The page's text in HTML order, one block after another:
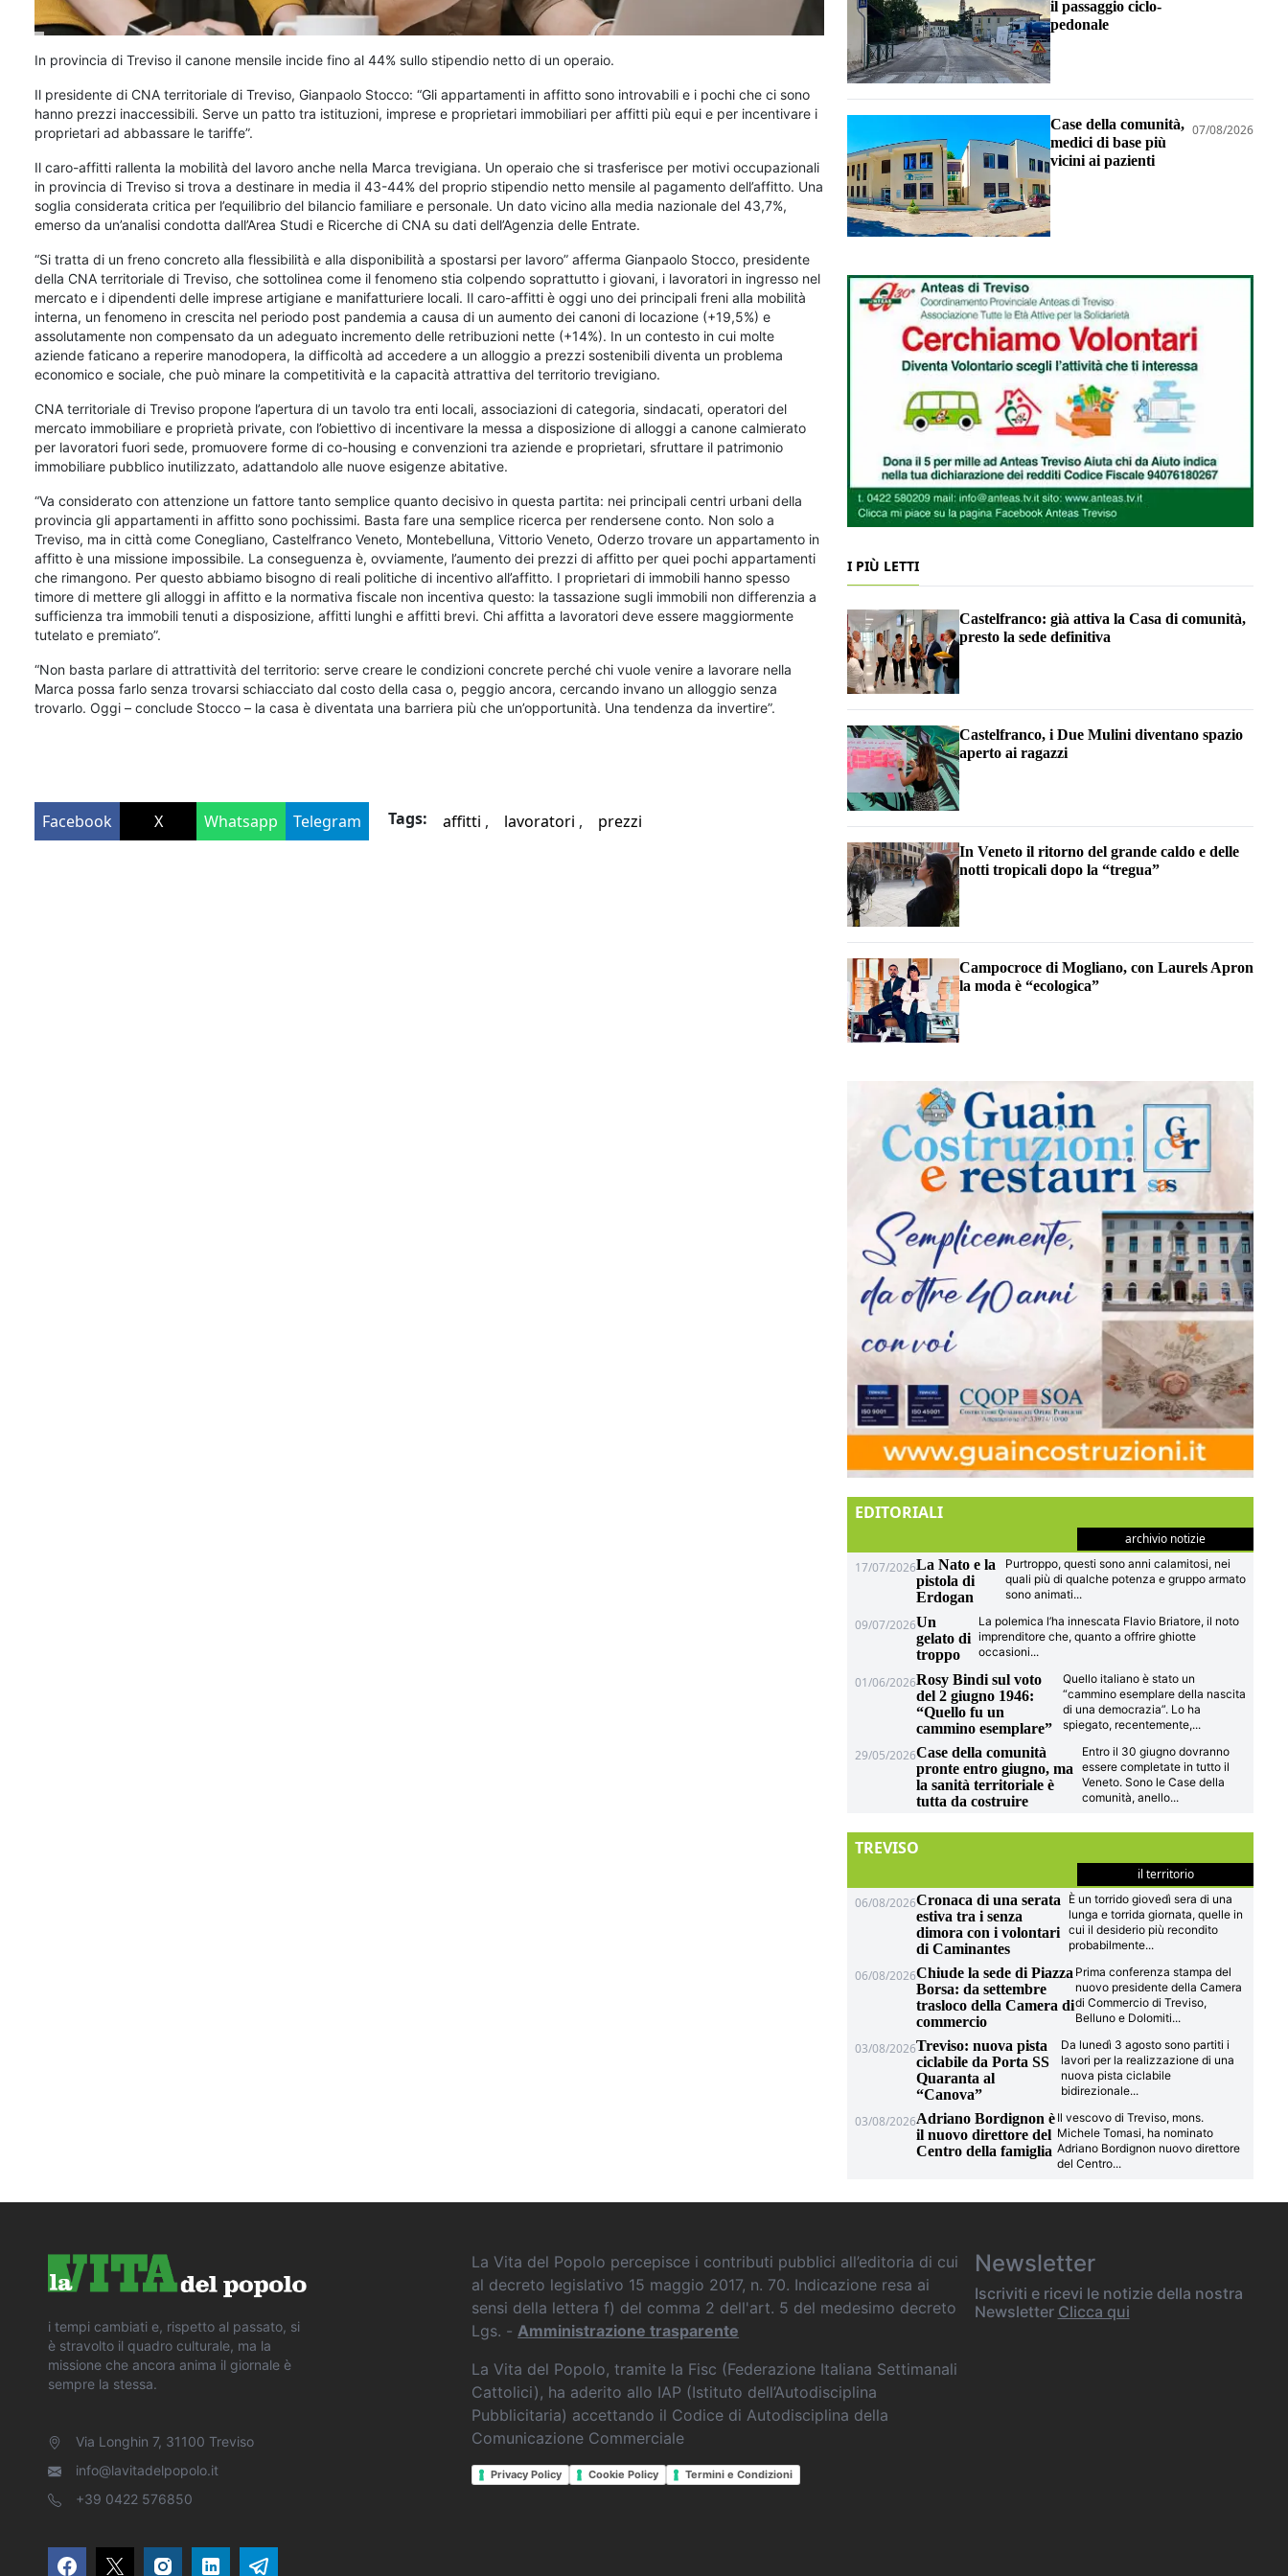
In provincia di Treviso il canone mensile incide fino al 44% sullo stipendio netto di un operaio.
Il presidente di CNA territoriale di Treviso, Gianpaolo Stocco: “Gli appartamenti in affitto sono introvabili e i pochi che ci sono
hanno prezzi inaccessibili. Serve un patto tra istituzioni, imprese e proprietari immobiliari per affitti più equi e per incentivare i
proprietari ad abbassare le tariffe”.
Il caro-affitti rallenta la mobilità del lavoro anche nella Marca trevigiana. Un operaio che si trasferisce per motivi occupazionali
in provincia di Treviso si trova a destinare in media il 43-44% del proprio stipendio netto mensile al pagamento dell’affitto. Una
soglia considerata critica per l’equilibrio del bilancio familiare e personale. Un dato vicino alla media nazionale del 43,7%,
emerso da un’analisi condotta dall’Area Studi e Ricerche di CNA su dati dell’Agenzia delle Entrate.
“Si tratta di un freno concreto alla flessibilità e alla disponibilità a spostarsi per lavoro” afferma Gianpaolo Stocco, presidente
della CNA territoriale di Treviso, che sottolinea come il fenomeno stia colpendo soprattutto i giovani, i lavoratori in ingresso nel
mercato e i dipendenti delle imprese artigiane e manifatturiere locali. Il caro-affitti è oggi uno dei principali freni alla mobilità
interna, un fenomeno in crescita nel periodo post pandemia a causa di un aumento dei canoni di locazione (+19,5%) e
assolutamente non compensato da un adeguato incremento delle retribuzioni nette (+14%). In un contesto in cui molte
aziende faticano a reperire manodopera, la difficoltà ad accedere a un alloggio a prezzi sostenibili diventa un problema
economico e sociale, che può minare la competitività e la capacità attrattiva del territorio trevigiano.
CNA territoriale di Treviso propone l’apertura di un tavolo tra enti locali, associazioni di categoria, sindacati, operatori del
mercato immobiliare e proprietà private, con l’obiettivo di incentivare la messa a disposizione di alloggi a canone calmierato
per lavoratori fuori sede, promuovere forme di co-housing e convenzioni tra aziende e proprietari, sfruttare il patrimonio
immobiliare pubblico inutilizzato, adattandolo alle nuove esigenze abitative.
“Va considerato con attenzione un fattore tanto semplice quanto decisivo in questa partita: nei principali centri urbani della
provincia gli appartamenti in affitto sono pochissimi. Basta fare una semplice ricerca per rendersene conto. Non solo a
Treviso, ma in città come Conegliano, Castelfranco Veneto, Montebelluna, Vittorio Veneto, Oderzo trovare un appartamento in
affitto è una missione impossibile. La conseguenza è, ovviamente, l’aumento dei prezzi di affitto per quei pochi appartamenti
che rimangono. Per questo abbiamo bisogno di reali politiche di incentivo all’affitto. I proprietari di immobili hanno spesso
timore di mettere gli alloggi in affitto e la normativa fiscale non incentiva questo: la tassazione sugli immobili non differenzia a
sufficienza tra immobili tenuti a disposizione, affitti lunghi e affitti brevi. Chi affitta a lavoratori deve essere maggiormente
tutelato e premiato”.
“Non basta parlare di attrattività del territorio: serve creare le condizioni concrete perché chi vuole venire a lavorare nella
Marca possa farlo senza trovarsi schiacciato dal costo della casa o, peggio ancora, cercando invano un alloggio senza
trovarlo. Oggi – conclude Stocco – la casa è diventata una barriera più che un’opportunità. Una tendenza da invertire”.
Facebook X Whatsapp Telegram Tags: affitti lavoratori prezzi
il passaggio ciclo-
pedonale
Case della comunità,
medici di base più
vicini ai pazienti
07/08/2026
I PIÙ LETTI
Castelfranco: già attiva la Casa di comunità,
presto la sede definitiva
Castelfranco, i Due Mulini diventano spazio
aperto ai ragazzi
In Veneto il ritorno del grande caldo e delle
notti tropicali dopo la “tregua”
Campocroce di Mogliano, con Laurels Apron
la moda è “ecologica”
EDITORIALI
archivio notizie
17/07/2026La Nato e la
pistola di
Erdogan
Purtroppo, questi sono anni calamitosi, nei
quali più di qualche potenza e gruppo armato
sono animati...
09/07/2026Un
gelato di
troppo
La polemica l’ha innescata Flavio Briatore, il noto
imprenditore che, quanto a offrire ghiotte
occasioni...
01/06/2026Rosy Bindi sul voto
del 2 giugno 1946:
“Quello fu un
cammino esemplare”
Quello italiano è stato un
“cammino esemplare della nascita
di una democrazia”. Lo ha
spiegato, recentemente,...
29/05/2026Case della comunità
pronte entro giugno, ma
la sanità territoriale è
tutta da costruire
Entro il 30 giugno dovranno
essere completate in tutto il
Veneto. Sono le Case della
comunità, anello...
TREVISO
il territorio
06/08/2026Cronaca di una serata
estiva tra i senza
dimora con i volontari
di Caminantes
È un torrido giovedì sera di una
lunga e torrida giornata, quelle in
cui il desiderio più recondito
probabilmente...
06/08/2026Chiude la sede di Piazza
Borsa: da settembre
trasloco della Camera di
commercio
Prima conferenza stampa del
nuovo presidente della Camera
di Commercio di Treviso,
Belluno e Dolomiti...
03/08/2026Treviso: nuova pista
ciclabile da Porta SS
Quaranta al
“Canova”
Da lunedì 3 agosto sono partiti i
lavori per la realizzazione di una
nuova pista ciclabile
bidirezionale...
03/08/2026Adriano Bordignon è
il nuovo direttore del
Centro della famiglia
Il vescovo di Treviso, mons.
Michele Tomasi, ha nominato
Adriano Bordignon nuovo direttore
del Centro...
i tempi cambiati e, rispetto al passato, si
è stravolto il quadro culturale, ma la
missione che ancora anima il giornale è
sempre la stessa.
Via Longhin 7, 31100 Treviso
info@lavitadelpopolo.it
+39 0422 576850
La Vita del Popolo percepisce i contributi pubblici all’editoria di cui
al decreto legislativo 15 maggio 2017, n. 70. Indicazione resa ai
sensi della lettera f) del comma 2 dell'art. 5 del medesimo decreto
Lgs. -Amministrazione trasparente
La Vita del Popolo, tramite la Fisc (Federazione Italiana Settimanali
Cattolici), ha aderito allo IAP (Istituto dell’Autodisciplina
Pubblicitaria) accettando il Codice di Autodisciplina della
Comunicazione Commerciale
Privacy Policy Cookie Policy Termini e Condizioni
Newsletter
Iscriviti e ricevi le notizie della nostra
Newsletter Clicca qui